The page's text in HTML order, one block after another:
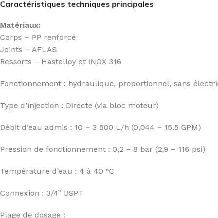
Caractéristiques techniques principales
Matériaux:
Corps – PP renforcé
Joints – AFLAS
Ressorts – Hastelloy et INOX 316
Fonctionnement : hydraulique, proportionnel, sans
Type d’injection : Directe (via bloc moteur)
Débit d’eau admis : 10 – 3 500 L/h (0,044 – 15.5 GPM)
Pression de fonctionnement : 0,2 – 8 bar (2,9 – 116 psi)
Température d’eau : 4 à 40 °C
Connexion : 3/4” BSPT
Plage de dosage :